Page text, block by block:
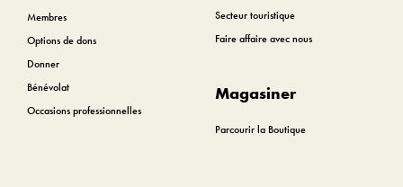
Membres
Options de dons
Donner
Bénévolat
Occasions professionnelles
Secteur touristique
Faire affaire avec nous
Magasiner
Parcourir la Boutique